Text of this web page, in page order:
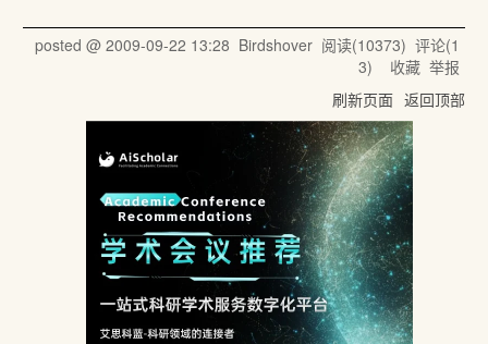
posted @ 2009-09-22 13:28 Birdshover阅读(10373) 评论(1
3) 收藏 举报
刷新页面 返回顶部